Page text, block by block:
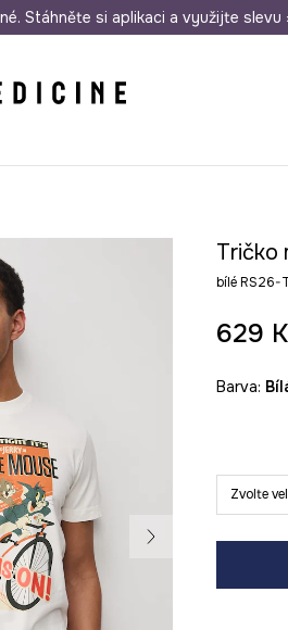
Odeslání i do 24 hodin 30
Stáhněte si aplikaci a využijte slevu
Tričko
bílé RS26-
629
Barva:
Zvolte